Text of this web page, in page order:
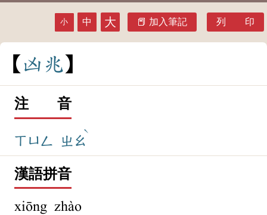
小 中 大 加入筆記 列 印
凶 兆
注 音
ㄒㄩㄥ ㄓㄠ
ˋ
漢語拼音
xiōng zhào